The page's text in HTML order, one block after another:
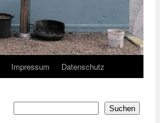
Impressum Datenschutz
Suchen